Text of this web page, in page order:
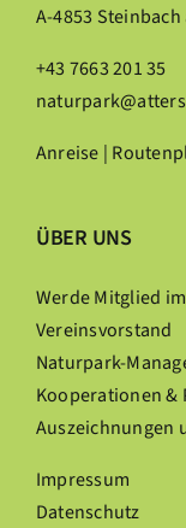
A-4853
+43 7663 201 35
Anreise |
ÜBER UNS
Werde Mitglied
Vereinsvorstand
Naturpark-
Kooperationen &
Auszeichnungen
Impressum
Datenschutz